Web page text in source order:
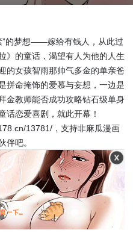
”的梦想——嫁给有钱人，从此过
》的童话，渴望有人为他的人生
的女孩智雨那帅气多金的单亲爸
拼命掩饰的爱慕与妄想，一边是
金教师能否成功攻略钻石级单身
话恋爱喜剧，就此开幕！
13781/，支持非麻瓜漫画
伴吧。